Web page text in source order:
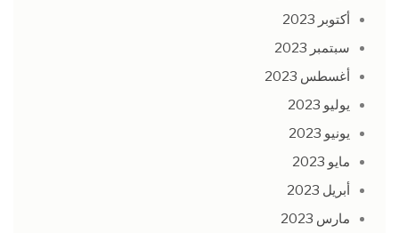
أكتوبر 2023
سبتمبر 2023
أغسطس 2023
يوليو 2023
يونيو 2023
مايو 2023
أبريل 2023
مارس 2023